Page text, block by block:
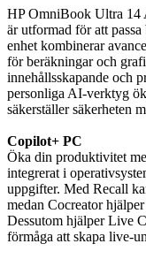
HP OmniBook Ultra
är utformad för att
enhet kombinerar
för beräkningar och
innehållsskapande och
personliga AI-verktyg
säkerställer säkerheten
Copilot+ PC
Öka din produktivitet
integrerat i
uppgifter. Med Recall
medan Cocreator
Dessutom hjälper Live
förmåga att skapa live-